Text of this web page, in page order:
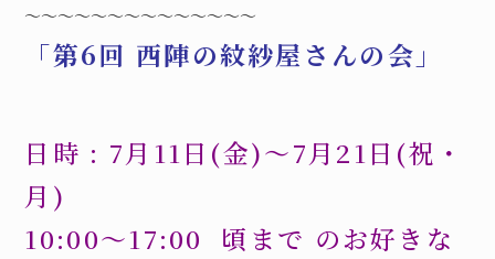
〜〜〜〜〜〜〜〜〜〜〜〜〜〜
「第6回 西陣の紋紗屋さんの会」
日時 : 7月 11日 (金)〜7月 21日 (祝・
月 )
10:00〜17:00 頃まで のお好きな